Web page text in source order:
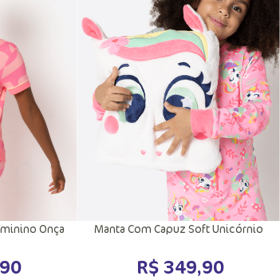
Onça Manta Com Capuz Soft Unicórnio
R$ 349,90